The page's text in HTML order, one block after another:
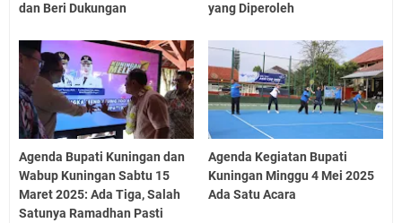
dan Beri Dukungan
yang Diperoleh
Agenda Bupati Kuningan dan
Wabup Kuningan Sabtu 15
Maret 2025: Ada Tiga, Salah
Satunya Ramadhan Pasti
Agenda Kegiatan Bupati
Kuningan Minggu 4 Mei 2025
Ada Satu Acara